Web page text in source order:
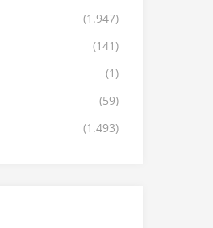
(1.947)
(141)
(1)
(59)
(1.493)